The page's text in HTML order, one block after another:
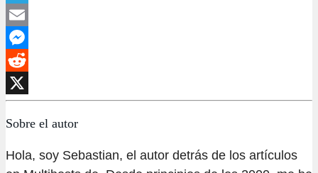
Telegram
Email
Messenger
Reddit
X
Sobre el autor
Hola, soy Sebastian, el autor detrás de los artículos